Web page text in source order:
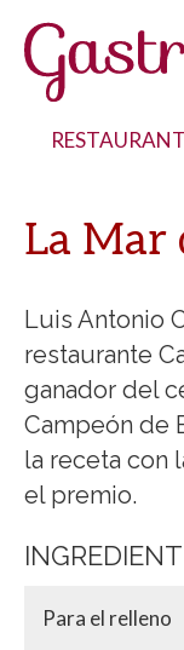
La Mar
Luis Antonio
restaurante
ganador del
Campeón de
la receta con
el premio.
Para el relleno